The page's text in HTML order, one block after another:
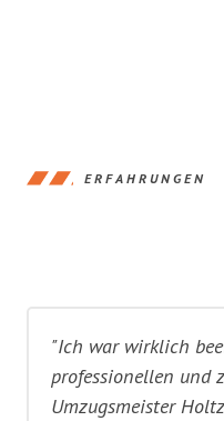
ERFAHRUNGEN
"Ich war wirklich
professionellen und
Umzugsmeister